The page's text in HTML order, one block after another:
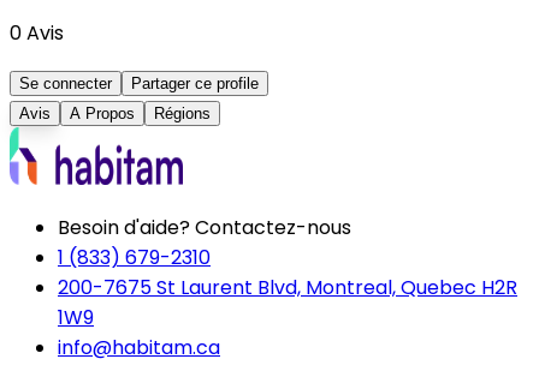
0Avis
Se connecter
Partager ce profile
Avis
A Propos Régions
Besoin d'aide? Contactez-nous
1 (833) 679-2310
200-7675 St Laurent Blvd, Montreal, Quebec H2R
1W9
info@habitam.ca